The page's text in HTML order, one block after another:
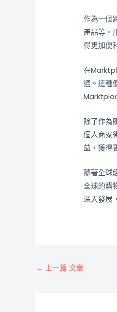
作為一個
產品等。
得更加便
在
通。這種
除了作為
個人商家
益，獲得
隨著全球
全球的購
深入發展
← 上一篇 文章